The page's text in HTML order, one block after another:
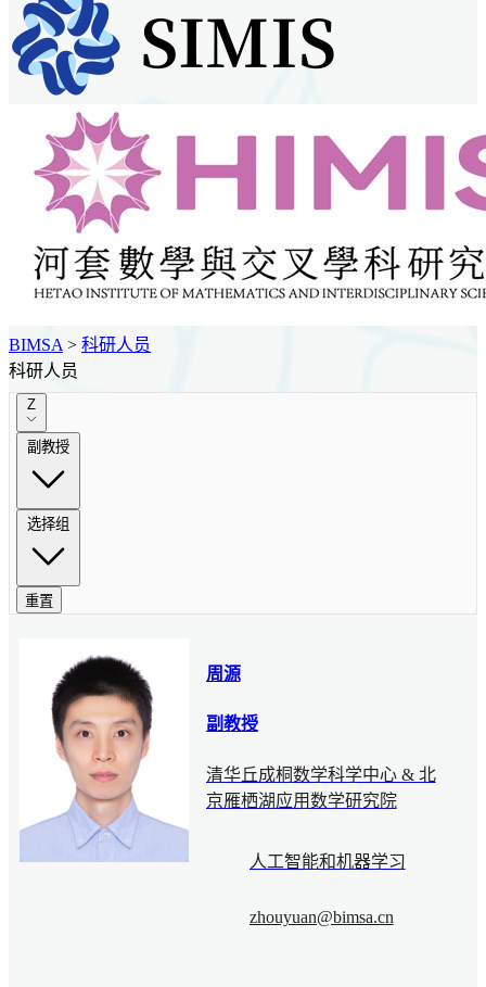
BIMSA > 科研人员
科研人员
Z
副教授
选择组
重置
周源
副教授
清华丘成桐数学科学中心 & 北
京雁栖湖应用数学研究院
人工智能和机器学习
zhouyuan@bimsa.cn